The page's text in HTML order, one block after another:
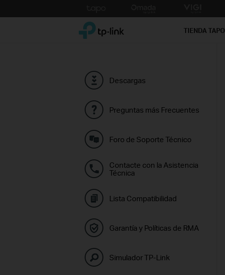
to
TP-Link, Reliably Smart TIENDA TAPO
Descargas
Preguntas más Frecuentes
Foro de Soporte Técnico
Contacte con la Asistencia
Técnica
Lista Compatibilidad
Garantía y Políticas de RMA
Simulador TP-Link